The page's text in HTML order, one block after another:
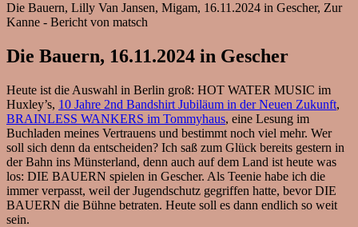
Die Bauern, Lilly Van Jansen, Migam, 16.11.2024 in Gescher, Zur
Kanne - Bericht von matsch
Die Bauern, 16.11.2024 in Gescher
Heute ist die Auswahl in Berlin groß: HOT WATER MUSIC im
Huxley’s, 10 Jahre 2nd Bandshirt Jubiläum in der Neuen Zukunft,
BRAINLESS WANKERS im Tommyhaus, eine Lesung im
Buchladen meines Vertrauens und bestimmt noch viel mehr. Wer
soll sich denn da entscheiden? Ich saß zum Glück bereits gestern in
der Bahn ins Münsterland, denn auch auf dem Land ist heute was
los: DIE BAUERN spielen in Gescher. Als Teenie habe ich die
immer verpasst, weil der Jugendschutz gegriffen hatte, bevor DIE
BAUERN die Bühne betraten. Heute soll es dann endlich so weit
sein.